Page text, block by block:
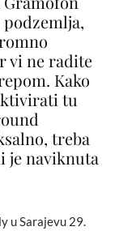
vi ne radite
Kako
tu
treba
je naviknuta
u Sarajevu 29.